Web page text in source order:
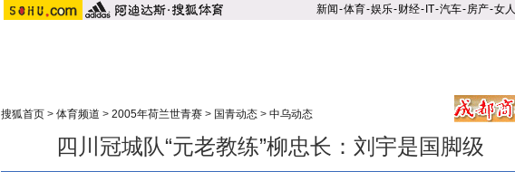
新闻-体育-娱乐-财经- IT-汽车-房产-女人
搜狐首页> 体育频道 > 2005年荷兰世青赛> 国青动态> 中乌动态
四川冠城队“元老教练”柳忠长：刘宇是国脚级